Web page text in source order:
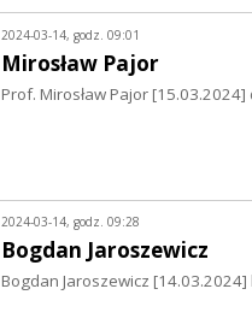
2024-03-14, godz. 09:01
Mirosław Pajor
Prof. Mirosław Pajor
2024-03-14, godz. 09:28
Bogdan Jaroszewicz
Bogdan Jaroszewicz